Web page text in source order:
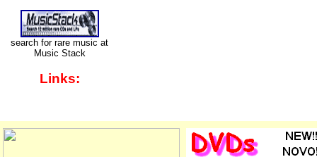
search for rare music at
Music Stack
Links: